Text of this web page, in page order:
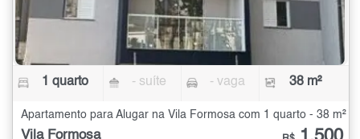
1 quarto - suíte - vaga 38 m²
Apartamento para Alugar na Vila Formosa com 1 quarto - 38 m²
Vila Formosa